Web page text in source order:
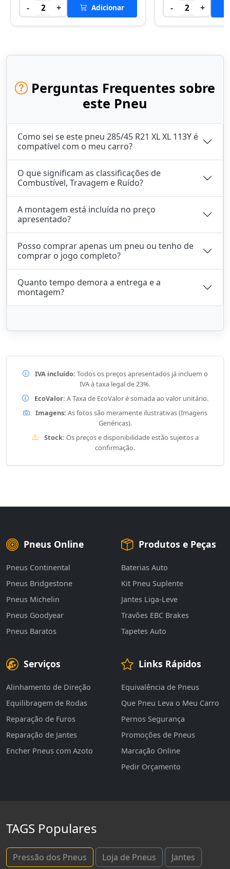
- 2 + Adicionar - 2 +
Perguntas Frequentes sobre
este Pneu
Como sei se este pneu 285/45 R21 XL XL 113Y é
compatível com o meu carro?
O que significam as classificações de
Combustível, Travagem e Ruído?
A montagem está incluída no preço
apresentado?
Posso comprar apenas um pneu ou tenho de
comprar o jogo completo?
Quanto tempo demora a entrega e a
montagem?
IVA incluído: Todos os preços apresentados já incluem o
IVA à taxa legal de 23%.
EcoValor: A Taxa de EcoValor é somada ao valor unitário.
Imagens: As fotos são meramente ilustrativas (Imagens
Genéricas).
Stock: Os preços e disponibilidade estão sujeitos a
confirmação.
Pneus Online
Pneus Continental
Pneus Bridgestone
Pneus Michelin
Pneus Goodyear
Pneus Baratos
Produtos e Peças
Baterias Auto
Kit Pneu Suplente
Jantes Liga-Leve
Travões EBC Brakes
Tapetes Auto
Serviços
Alinhamento de Direção
Equilibragem de Rodas
Reparação de Furos
Reparação de Jantes
Encher Pneus com Azoto
Links Rápidos
Equivalência de Pneus
Que Pneu Leva o Meu Carro
Pernos Segurança
Promoções de Pneus
Marcação Online
Pedir Orçamento
TAGS Populares
Pressão dos Pneus Loja de Pneus Jantes